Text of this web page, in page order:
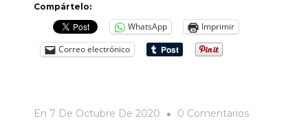
Compártelo:
WhatsApp
Imprimir
Correo electrónico
En 7 De Octubre De 2020 0 ComentariosEn